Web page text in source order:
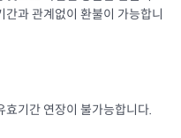
과 관계없이 환불이 가능합니
효기간 연장이 불가능합니다.